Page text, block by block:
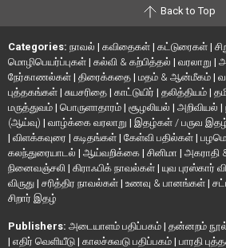
Back to Top
Categories: நாவல் | கவிதைகள் | கட்டுரைகள் |
மொழிபெயர்ப்புகள் | கல்வி & கற்பித்தல் | வரலாறு |
நேர்காணல்கள் | திரைக்கதை | மதம் & ஆன்மீகம் |
புத்தகங்கள் | சுயசரிதை | காட்டுயிர் | தலித்தியம் |
மருத்துவம் | பொருளாதாரம் | சூழலியல் | அறிவியல் |
(ஆய்வு) | வாழ்க்கை வரலாறு | இதழ்கள் / பருவ
| விளக்கவுரை | கடிதங்கள் | கேள்வி பதில்கள் |
கலந்துரையாடல் | ஆய்வறிக்கை | சினிமா | அகராதி
நினைவஞ்சலி | கிராஃபிக் நாவல்கள் | யுவ புரஸ்கார்
விருது | சரித்திர நாவல்கள் | உணவு & பானங்கள் |
சிறார் இதழ்
Publishers: அடையாளம் பதிப்பகம் | தன்னறம்
| எதிர் வெளியீடு | காலச்சுவடு பதிப்பகம் | பாரதி